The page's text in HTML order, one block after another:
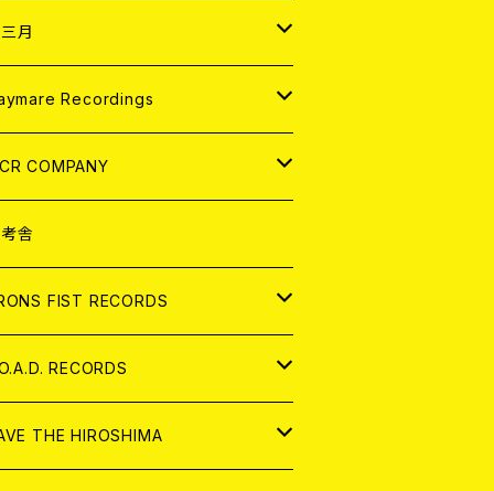
レル
月
Recordings
COMPANY
レル
舎
FIST RECORDS
RECORDS
THE HIROSHIMA